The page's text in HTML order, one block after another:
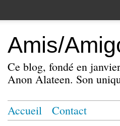
Amis/
Ce blog, fondé en
Anon Alateen. Son
Accueil Contact